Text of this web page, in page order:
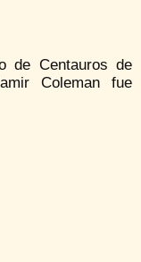
de Centauros de
Coleman fue